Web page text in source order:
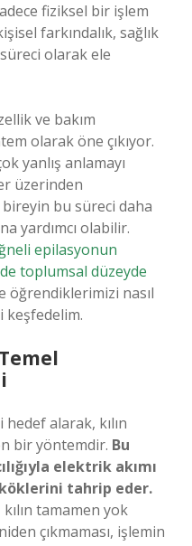
fiziksel bir işlem
farkındalık, sağlık
olarak ele
ve bakım
olarak öne çıkıyor.
yanlış anlamayı
üzerinden
bu süreci daha
yardımcı olabilir.
epilasyonun
toplumsal düzeyde
öğrendiklerimizi nasıl
keşfedelim.
alarak, kılın
bir yöntemdir. Bu
elektrik akımı
tahrip eder.
tamamen yok
çıkmaması, işlemin